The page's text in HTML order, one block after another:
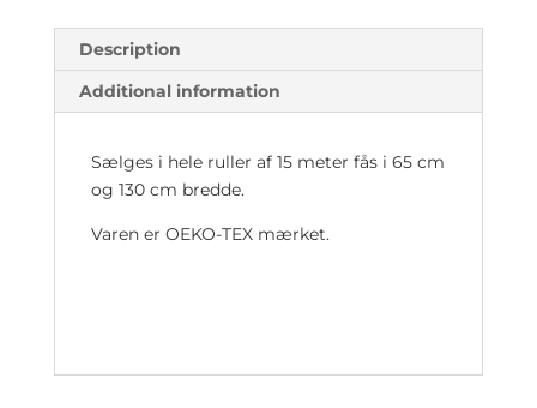
Description
Additional information
Sælges i hele ruller af 15 meter fås i 65 cm
og 130 cm bredde.
Varen er OEKO-TEX mærket.